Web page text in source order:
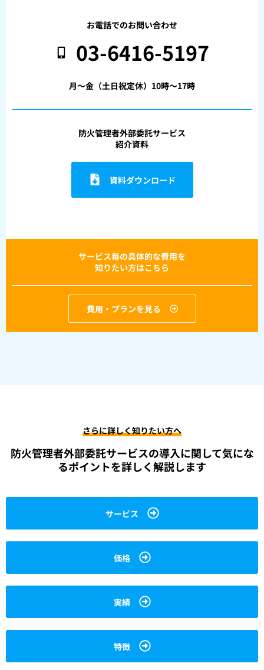
お電話でのお問い合わせ
03-6416-5197
月〜金（土日祝定休）10時〜17時
防火管理者外部委託サービス
紹介資料
資料ダウンロード
サービス毎の具体的な費用を
知りたい方はこちら
費用・プランを見る
さらに詳しく知りたい方へ
防火管理者外部委託サービスの導入に関して気にな
るポイントを詳しく解説します
サービス
価格
実績
特徴